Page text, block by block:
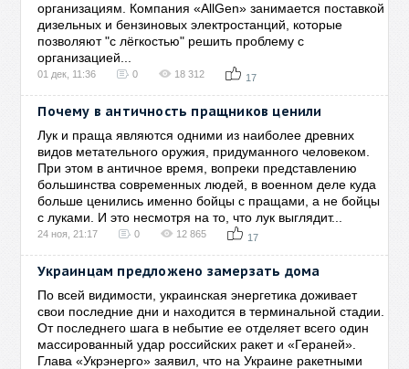
организациям. Компания «AllGen» занимается поставкой
дизельных и бензиновых электростанций, которые
позволяют "с лёгкостью" решить проблему с
организацией...
01 дек, 11:36 0 18 312 17
Почему в античность пращников ценили
Лук и праща являются одними из наиболее древних
видов метательного оружия, придуманного человеком.
При этом в античное время, вопреки представлению
большинства современных людей, в военном деле куда
больше ценились именно бойцы с пращами, а не бойцы
с луками. И это несмотря на то, что лук выглядит...
24 ноя, 21:17 0 12 865 17
Украинцам предложено замерзать дома
По всей видимости, украинская энергетика доживает
свои последние дни и находится в терминальной стадии.
От последнего шага в небытие ее отделяет всего один
массированный удар российских ракет и «Гераней».
Глава «Укрэнерго» заявил, что на Украине ракетными